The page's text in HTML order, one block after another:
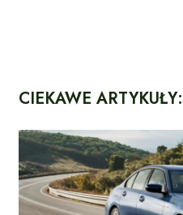
CIEKAWE ARTYKUŁY: